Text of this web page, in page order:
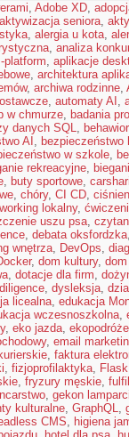
, Adobe XD,
aktywizacja seniora,
, alergia u kota,
, analiza
platform, aplikacje
, architektura
, archiwa rodzinne,
, automaty AI ,
w chmurze, badania
danych SQL,
AI , bezpieczeństwo
w szkole,
rekreacyjne,
, buty sportowe,
, chóry, CI CD,
lokalny,
uszu psa,
, debata oksfordzka
wnętrza, DevOps,
, dom kultury,
, dotacje dla firm,
, dysleksja,
licealna, edukacja
wczesnoszkolna,
, eko jazda, ekopodróże
, email
, faktura
, fizjoprofilaktyka, Flask
, fryzury męskie,
, gekon
kulturalne, GraphQL,
CMS, higiena